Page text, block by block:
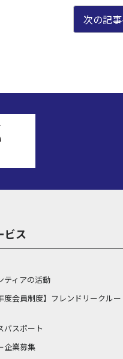
次の記
ビス
ティアの活動
度会員制度】フレンドリークル
パスポート
企業募集